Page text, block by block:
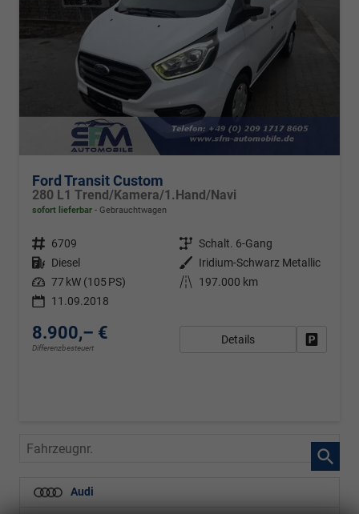
Ford Transit Custom
280 L1 Trend/Kamera/1.Hand/Navi
sofort lieferbar Gebrauchtwagen
Fahrzeugnr. 6709 Getriebe Schalt. 6-Gang
Kraftstoff Diesel Außenfarbe Iridium-Schwarz Metallic
Leistung 77 kW (105 PS) Kilometerstand
197.000 km
11.09.2018
8.900,– €
Differenzbesteuert
Details
Fahrzeugnr.
Audi